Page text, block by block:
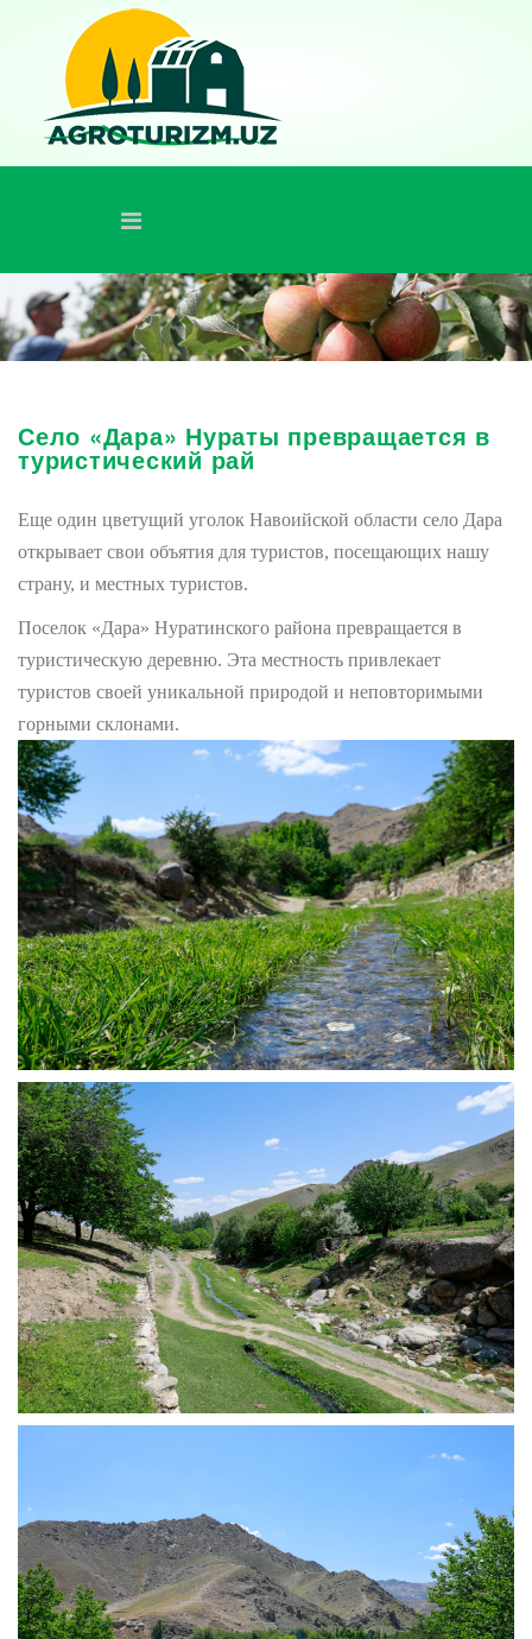
Село «Дара» Нураты превращается в
туристический рай
Еще один цветущий уголок Навоийской области село Дара
открывает свои объятия для туристов, посещающих нашу
страну, и местных туристов.
Поселок «Дара» Нуратинского района превращается в
туристическую деревню. Эта местность привлекает
туристов своей уникальной природой и неповторимыми
горными склонами.